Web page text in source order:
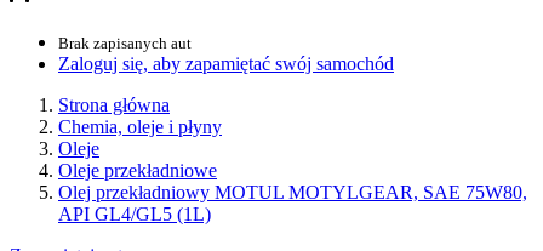
Brak zapisanych aut
Zaloguj się, aby zapamiętać swój samochód
Strona główna
Chemia, oleje i płyny
Oleje
Oleje przekładniowe
Olej przekładniowy MOTUL MOTYLGEAR, SAE 75W80,
API GL4/GL5 (1L)